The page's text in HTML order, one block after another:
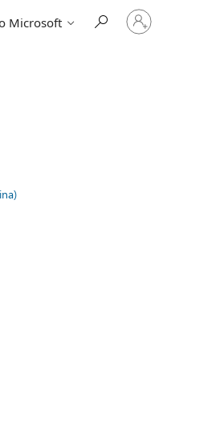
Microsoft
Prihláste
sa